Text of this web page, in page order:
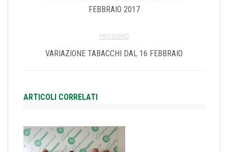
FEBBRAIO 2017
PROSSIMO
VARIAZIONE TABACCHI DAL 16 FEBBRAIO
ARTICOLI CORRELATI